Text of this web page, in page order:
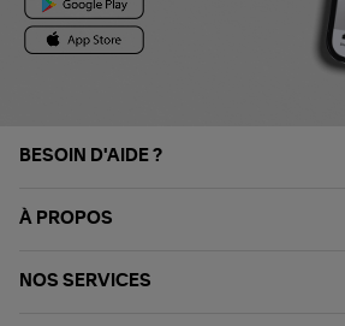
BESOIN D'AIDE ?
À PROPOS
NOS SERVICES